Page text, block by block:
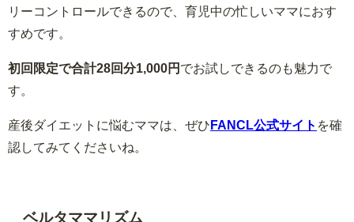
リーコントロールできるので、育児中の忙しいママにおす
すめです。
初回限定で合計28回分1,000円 でお試しできるのも魅力で
す。
産後ダイエットに悩むママは、ぜひ FANCL公式サイト を確
認してみてくださいね。
ベルタママリズム